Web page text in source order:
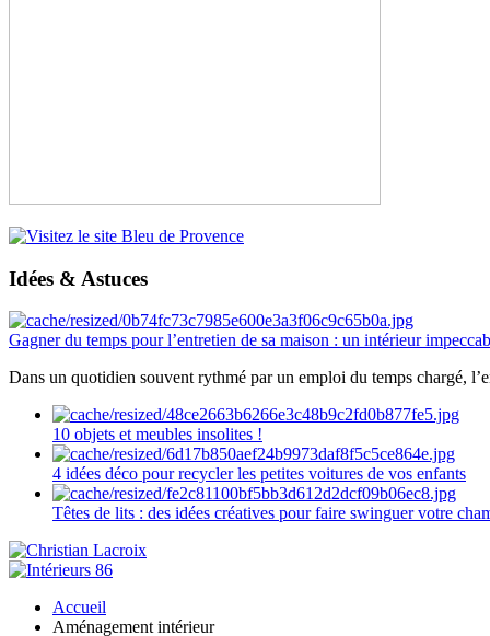
Idées & Astuces
Gagner du temps pour l’entretien de sa maison : un intérieur
Dans un quotidien souvent rythmé par un emploi du temps chargé,
10 objets et meubles insolites !
4 idées déco pour recycler les petites voitures de vos enfants
Têtes de lits : des idées créatives pour faire swinguer votre
Accueil
Aménagement intérieur